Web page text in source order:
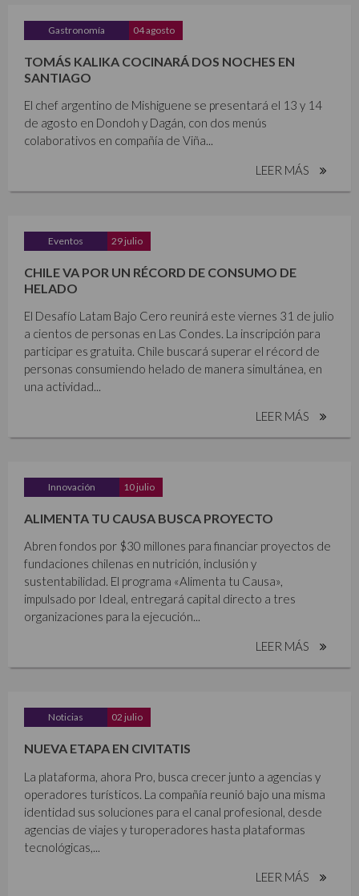
Gastronomía 04 agosto
TOMÁS KALIKA COCINARÁ DOS NOCHES EN
SANTIAGO
El chef argentino de Mishiguene se presentará el 13 y 14
de agosto en Dondoh y Dagán, con dos menús
colaborativos en compañía de Viña...
LEER MÁS
Eventos 29 julio
CHILE VA POR UN RÉCORD DE CONSUMO DE
HELADO
El Desafío Latam Bajo Cero reunirá este viernes 31 de julio
a cientos de personas en Las Condes. La inscripción para
participar es gratuita. Chile buscará superar el récord de
personas consumiendo helado de manera simultánea, en
una actividad...
LEER MÁS
Innovación 10 julio
ALIMENTA TU CAUSA BUSCA PROYECTO
Abren fondos por $30 millones para financiar proyectos de
fundaciones chilenas en nutrición, inclusión y
sustentabilidad. El programa «Alimenta tu Causa»,
impulsado por Ideal, entregará capital directo a tres
organizaciones para la ejecución...
LEER MÁS
Noticias 02 julio
NUEVA ETAPA EN CIVITATIS
La plataforma, ahora Pro, busca crecer junto a agencias y
operadores turísticos. La compañía reunió bajo una misma
identidad sus soluciones para el canal profesional, desde
agencias de viajes y turoperadores hasta plataformas
tecnológicas,...
LEER MÁS